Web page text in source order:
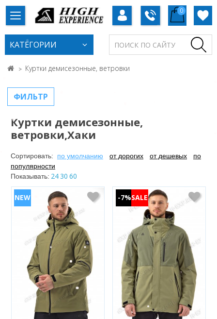
0
КАТЕГОРИИ
Куртки демисезонные, ветровки
ФИЛЬТР
Куртки демисезонные,
ветровки,Хаки
Сортировать: по умолчанию от дорогих от дешевых
по
популярности
Показывать: 2430 60
-7%